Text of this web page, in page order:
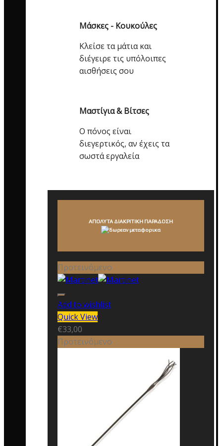
Μάσκες - Κουκούλες
Κλείσε τα μάτια και
διέγειρε τις υπόλοιπες
αισθήσεις σου
Μαστίγια & Βίτσες
Ο πόνος είναι
διεγερτικός, αν έχεις τα
σωστά εργαλεία
ΑΠΟΛΥΤΑ ΔΙΑΚΡΙΤΙΚΗ ΠΑΡΑΔΟΣΗ
Προτεινόμενο
Add to wishlist
Quick View
€33,00
Προτεινόμενο